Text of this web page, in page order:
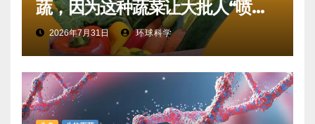
蔬，因为这种蔬菜让大批人“喷射
性腹泻”
2026年7月31日 环球科学